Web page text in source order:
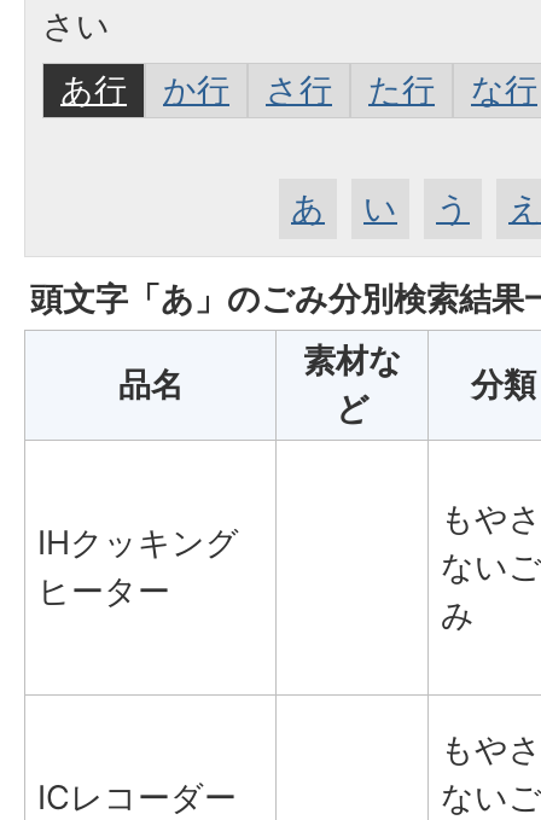
さい
あ行
か行 さ行 た行 な行
あ い う え
頭文字「 あ 」のごみ分別検索結果
品名
素材な
ど
分類
IHクッキング
ヒーター
もやさ
ないご
み
ICレコーダー
もやさ
ないご